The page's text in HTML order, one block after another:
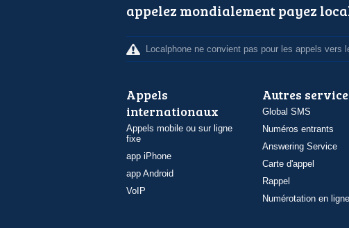
appelez mondialement payez
Localphone ne convient pas pour les appels vers
Appels
internationaux
Appels mobile ou sur ligne
fixe
app iPhone
app Android
VoIP
Autres
Global SMS
Numéros entrants
Answering Service
Carte d'appel
Rappel
Numérotation en ligne